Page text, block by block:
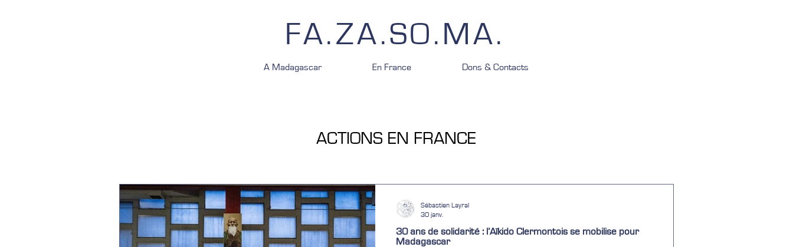
FA.ZA.SO.MA.
A Madagascar En France Dons & Contacts
ACTIONS EN FRANCE
30 ans de solidarité : l’Aïkido Clermontois se mobilise pour
Madagascar
Sébastien Layral
30 janv.